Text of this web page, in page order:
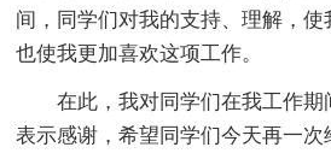
间，同学们对我的支持、理解，使
也使我更加喜欢这项工作。
在此，我对同学们在我工作
表示感谢，希望同学们今天再一次